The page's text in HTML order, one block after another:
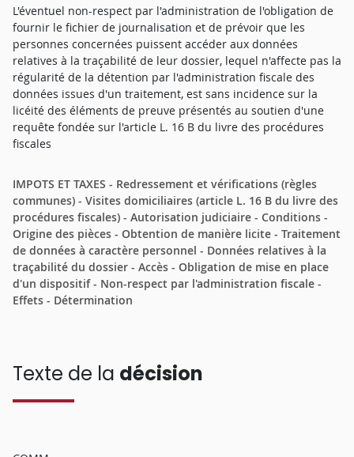
L'éventuel non-respect par l'administration de l'obligation de
fournir le fichier de journalisation et de prévoir que les
personnes concernées puissent accéder aux données
relatives à la traçabilité de leur dossier, lequel n'affecte pas la
régularité de la détention par l'administration fiscale des
données issues d'un traitement, est sans incidence sur la
licéité des éléments de preuve présentés au soutien d'une
requête fondée sur l'article L. 16 B du livre des procédures
fiscales
IMPOTS ET TAXES - Redressement et vérifications (règles
communes) - Visites domiciliaires (article L. 16 B du livre des
procédures fiscales) - Autorisation judiciaire - Conditions -
Origine des pièces - Obtention de manière licite - Traitement
de données à caractère personnel - Données relatives à la
traçabilité du dossier - Accès - Obligation de mise en place
d'un dispositif - Non-respect par l'administration fiscale -
Effets - Détermination
Texte de la décision